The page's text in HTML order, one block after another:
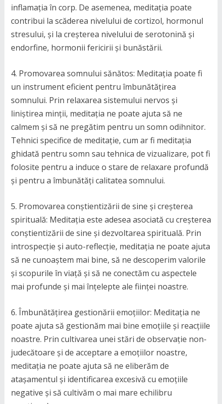
inflamația în corp. De asemenea, meditația poate
contribui la scăderea nivelului de cortizol, hormonul
stresului, și la creșterea nivelului de serotonină și
endorfine, hormonii fericirii și bunăstării.
4. Promovarea somnului sănătos: Meditația poate fi
un instrument eficient pentru îmbunătățirea
somnului. Prin relaxarea sistemului nervos și
liniștirea minții, meditația ne poate ajuta să ne
calmem și să ne pregătim pentru un somn odihnitor.
Tehnici specifice de meditație, cum ar fi meditația
ghidată pentru somn sau tehnica de vizualizare, pot fi
folosite pentru a induce o stare de relaxare profundă
și pentru a îmbunătăți calitatea somnului.
5. Promovarea conștientizării de sine și creșterea
spirituală: Meditația este adesea asociată cu creșterea
conștientizării de sine și dezvoltarea spirituală. Prin
introspecție și auto-reflecție, meditația ne poate ajuta
să ne cunoaștem mai bine, să ne descoperim valorile
și scopurile în viață și să ne conectăm cu aspectele
mai profunde și mai înțelepte ale ființei noastre.
6. Îmbunătățirea gestionării emoțiilor: Meditația ne
poate ajuta să gestionăm mai bine emoțiile și reacțiile
noastre. Prin cultivarea unei stări de observație non-
judecătoare și de acceptare a emoțiilor noastre,
meditația ne poate ajuta să ne eliberăm de
atașamentul și identificarea excesivă cu emoțiile
negative și să cultivăm o mai mare echilibru